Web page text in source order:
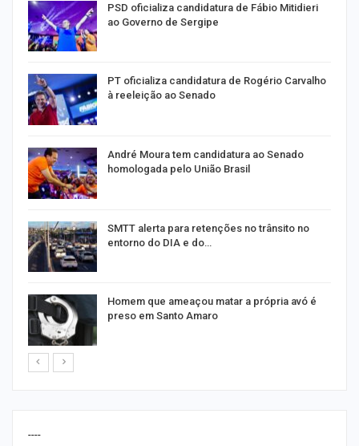
PSD oficializa candidatura de Fábio Mitidieri
ao Governo de Sergipe
PT oficializa candidatura de Rogério Carvalho
à reeleição ao Senado
André Moura tem candidatura ao Senado
homologada pelo União Brasil
SMTT alerta para retenções no trânsito no
entorno do DIA e do…
Homem que ameaçou matar a própria avó é
preso em Santo Amaro
----